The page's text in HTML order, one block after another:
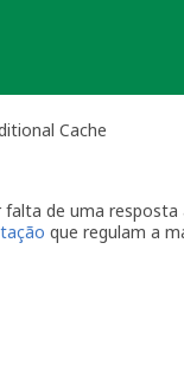
Cache
de uma
que regulam a
com a geocache
temporariamente
problema. É-lhe